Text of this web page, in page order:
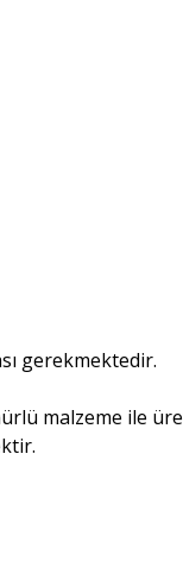
gerekmektedir.
malzeme ile